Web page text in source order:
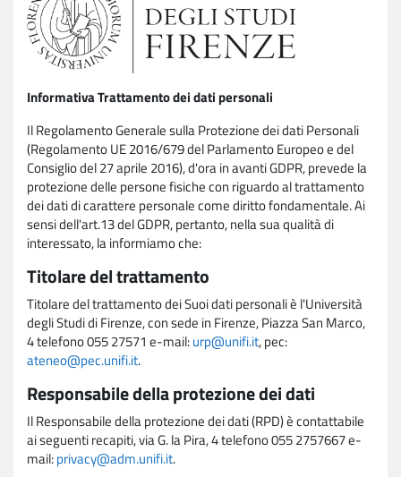
Informativa Trattamento dei dati personali
Il Regolamento Generale sulla Protezione dei dati Personali
(Regolamento UE 2016/679 del Parlamento Europeo e del
Consiglio del 27 aprile 2016), d'ora in avanti GDPR, prevede la
protezione delle persone fisiche con riguardo al trattamento
dei dati di carattere personale come diritto fondamentale. Ai
sensi dell'art.13 del GDPR, pertanto, nella sua qualità di
interessato, la informiamo che:
Titolare del trattamento
Titolare del trattamento dei Suoi dati personali è l'Università
degli Studi di Firenze, con sede in Firenze, Piazza San Marco,
4 telefono 055 27571 e-mail:urp@unifi.it, pec:
ateneo@pec.unifi.it.
Responsabile della protezione dei dati
Il Responsabile della protezione dei dati (RPD) è contattabile
ai seguenti recapiti, via G. la Pira, 4 telefono 055 2757667 e-
mail:privacy@adm.unifi.it.